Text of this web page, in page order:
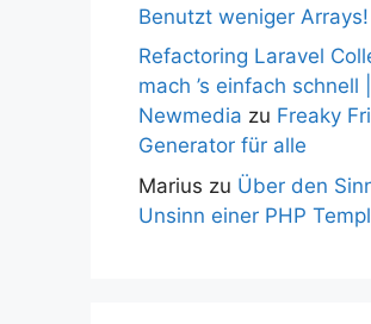
Benutzt weniger Arrays!
Refactoring Laravel
mach ’s einfach schnell
Newmedia zu Freaky
Generator für alle
Marius zu Über den
Unsinn einer PHP